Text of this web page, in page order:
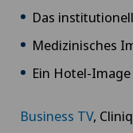
Das
Medizinisches
Ein Hotel-Image
Business TV,